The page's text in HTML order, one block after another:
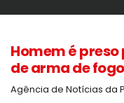
Homem é
de arma de
Agência de Notícias da